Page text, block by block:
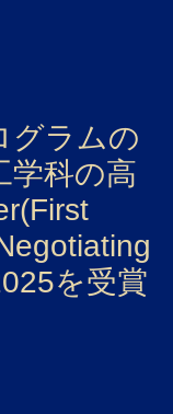
グラムの
学科の高
を受賞